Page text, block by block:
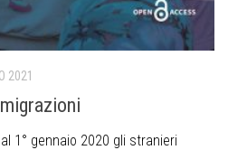
2021
1° gennaio 2020 gli stranieri